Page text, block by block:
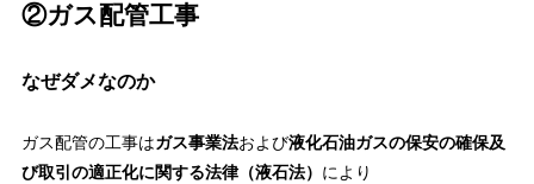
②ガス配管工事
なぜダメなのか
ガス配管の工事はガス事業法および液化石油ガスの保安の確保及
び取引の適正化に関する法律（液石法） により